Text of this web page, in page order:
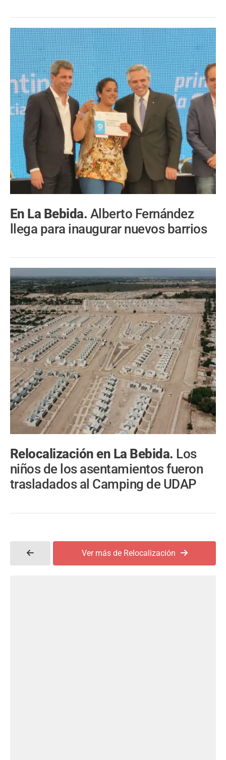
En La Bebida. Alberto Fernández
llega para inaugurar nuevos barrios
Relocalización en La Bebida. Los
niños de los asentamientos fueron
trasladados al Camping de UDAP
Ver más de Relocalización